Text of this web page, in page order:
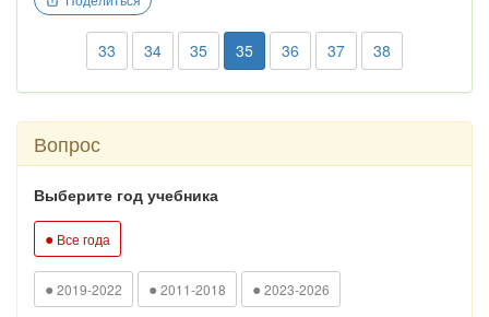
33 34 35 35 36 37 38
Вопрос
Выберите год учебника
● Все года
● 2019-2022 ● 2011-2018 ● 2023-2026